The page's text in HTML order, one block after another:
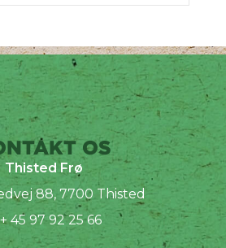
OS
Thisted Frø
88, 7700 Thisted
45 97 92 25 66